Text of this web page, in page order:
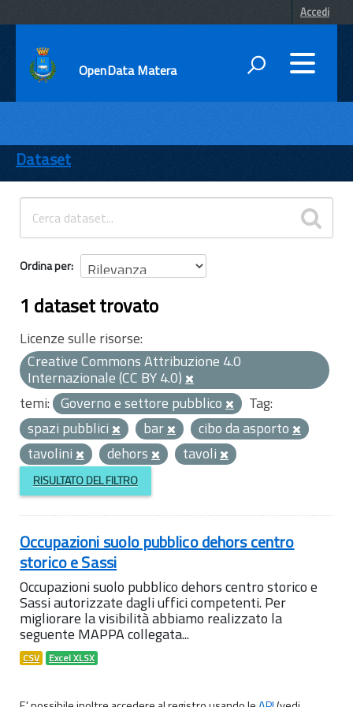
Accedi
OpenData Matera
ENTI
TEMI
INFORMAZIONI
Dataset
Ordina per
1 dataset trovato
Licenze sulle risorse:
Creative Commons Attribuzione 4.0
Internazionale (CC BY 4.0)
temi: Governo e settore pubblico
Tag:
spazi pubblici
bar
cibo da asporto
tavolini
dehors tavoli
RISULTATO DEL FILTRO
Occupazioni suolo pubblico dehors centro
storico e Sassi
Occupazioni suolo pubblico dehors centro storico e
Sassi autorizzate dagli uffici competenti. Per
migliorare la visibilità abbiamo realizzato la
seguente MAPPA collegata...
CSV Excel XLSX